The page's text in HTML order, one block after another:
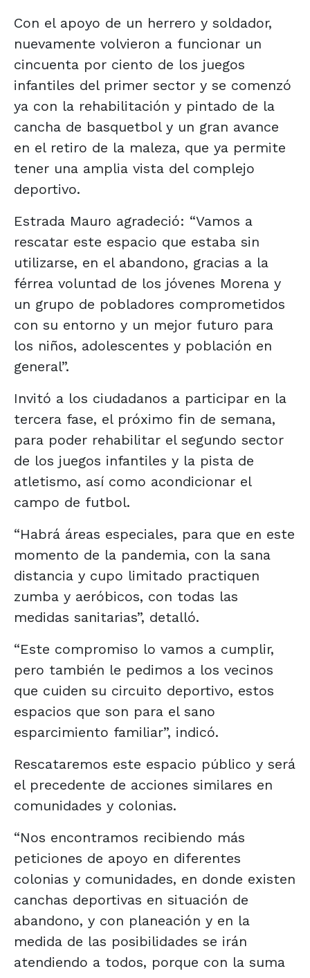
Con el apoyo de un herrero y soldador,
nuevamente volvieron a funcionar un
cincuenta por ciento de los juegos
infantiles del primer sector y se comenzó
ya con la rehabilitación y pintado de la
cancha de basquetbol y un gran avance
en el retiro de la maleza, que ya permite
tener una amplia vista del complejo
deportivo.
Estrada Mauro agradeció: “Vamos a
rescatar este espacio que estaba sin
utilizarse, en el abandono, gracias a la
férrea voluntad de los jóvenes Morena y
un grupo de pobladores comprometidos
con su entorno y un mejor futuro para
los niños, adolescentes y población en
general”.
Invitó a los ciudadanos a participar en la
tercera fase, el próximo fin de semana,
para poder rehabilitar el segundo sector
de los juegos infantiles y la pista de
atletismo, así como acondicionar el
campo de futbol.
“Habrá áreas especiales, para que en este
momento de la pandemia, con la sana
distancia y cupo limitado practiquen
zumba y aeróbicos, con todas las
medidas sanitarias”, detalló.
“Este compromiso lo vamos a cumplir,
pero también le pedimos a los vecinos
que cuiden su circuito deportivo, estos
espacios que son para el sano
esparcimiento familiar”, indicó.
Rescataremos este espacio público y será
el precedente de acciones similares en
comunidades y colonias.
“Nos encontramos recibiendo más
peticiones de apoyo en diferentes
colonias y comunidades, en donde existen
canchas deportivas en situación de
abandono, y con planeación y en la
medida de las posibilidades se irán
atendiendo a todos, porque con la suma